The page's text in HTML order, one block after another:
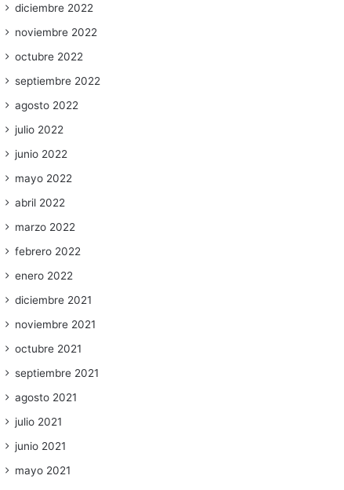
diciembre 2022
noviembre 2022
octubre 2022
septiembre 2022
agosto 2022
julio 2022
junio 2022
mayo 2022
abril 2022
marzo 2022
febrero 2022
enero 2022
diciembre 2021
noviembre 2021
octubre 2021
septiembre 2021
agosto 2021
julio 2021
junio 2021
mayo 2021